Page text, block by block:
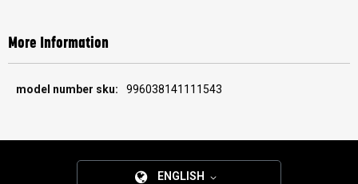
More Information
Information
996038141111543
ENGLISH